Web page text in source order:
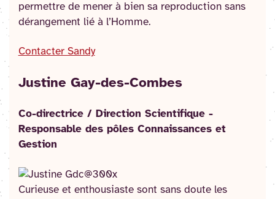
permettre de mener à bien sa reproduction sans
dérangement lié à l’Homme.
Contacter Sandy
Justine Gay-des-Combes
Co-directrice / Direction Scientifique -
Responsable des pôles Connaissances et
Gestion
Curieuse et enthousiaste sont sans doute les